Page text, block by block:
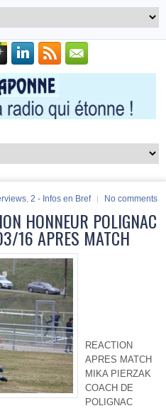
, 2 - Infos en Bref No comments
HONNEUR POLIGNAC
16 APRES MATCH
REACTION
APRES MATCH
MIKA PIERZAK
COACH DE
POLIGNAC